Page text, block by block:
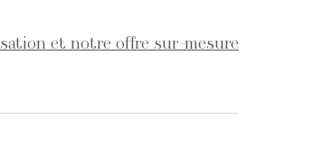
et notre offre sur-mesure